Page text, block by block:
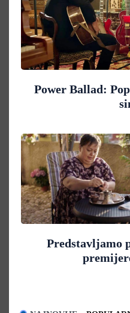
Power Ballad:
Predstavljamo